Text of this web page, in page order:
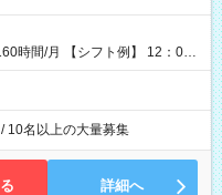
例】 12：00
10名以上の大量募集
詳細へ